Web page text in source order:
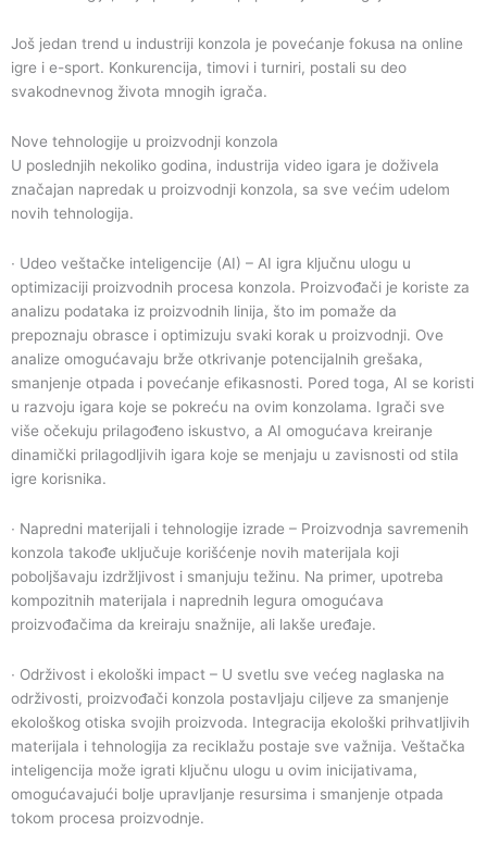
Još jedan trend u industriji konzola je povećanje fokusa na online
igre i e-sport. Konkurencija, timovi i turniri, postali su deo
svakodnevnog života mnogih igrača.
Nove tehnologije u proizvodnji konzola
U poslednjih nekoliko godina, industrija video igara je doživela
značajan napredak u proizvodnji konzola, sa sve većim udelom
novih tehnologija.
∙ Udeo veštačke inteligencije (AI) – AI igra ključnu ulogu u
optimizaciji proizvodnih procesa konzola. Proizvođači je koriste za
analizu podataka iz proizvodnih linija, što im pomaže da
prepoznaju obrasce i optimizuju svaki korak u proizvodnji. Ove
analize omogućavaju brže otkrivanje potencijalnih grešaka,
smanjenje otpada i povećanje efikasnosti. Pored toga, AI se koristi
u razvoju igara koje se pokreću na ovim konzolama. Igrači sve
više očekuju prilagođeno iskustvo, a AI omogućava kreiranje
dinamički prilagodljivih igara koje se menjaju u zavisnosti od stila
igre korisnika.
∙ Napredni materijali i tehnologije izrade – Proizvodnja savremenih
konzola takođe uključuje korišćenje novih materijala koji
poboljšavaju izdržljivost i smanjuju težinu. Na primer, upotreba
kompozitnih materijala i naprednih legura omogućava
proizvođačima da kreiraju snažnije, ali lakše uređaje.
∙ Održivost i ekološki impact – U svetlu sve većeg naglaska na
održivosti, proizvođači konzola postavljaju ciljeve za smanjenje
ekološkog otiska svojih proizvoda. Integracija ekološki prihvatljivih
materijala i tehnologija za reciklažu postaje sve važnija. Veštačka
inteligencija može igrati ključnu ulogu u ovim inicijativama,
omogućavajući bolje upravljanje resursima i smanjenje otpada
tokom procesa proizvodnje.